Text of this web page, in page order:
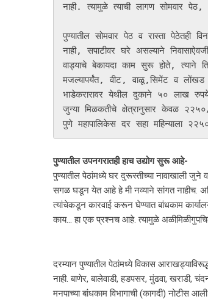
नाही. त्यामुळे त्याची लागण सोमवार
पुण्यातील सोमवार पेठ व रास्ता पेठेतही
नाही, सपाटीवर घरे असल्याने
वाड्याचे बेकायदा काम सुरू होते,
मजल्यापर्यंत, वीट, वाळू,सिमेंट व
भाडेकरारावर येथील दुकाने ५० लाख
जुन्या मिळकतीचे क्षेत्रानुसार केवळ
पुण्यातील उपनगरातही हाच उद्योग सुरू आहे-
पुण्यातील पेठांमध्ये घर दुरूस्तीच्या नावाखाली जुने
सगळ घडून येत आहे हे मी नव्याने सांगत नाहीच.
त्यांचेकडून कारवाई करून घेण्यात बांधकाम
काय… हा एक प्रश्‍नच आहे. त्यामुळे
दरम्यान पुण्यातील पेठांमध्ये विकास
नाही. बाणेर, बालेवाडी, हडपसर, मुंढवा, खराडी,
मनपाच्या बांधकाम विभागाची (कागदी) नोटीस